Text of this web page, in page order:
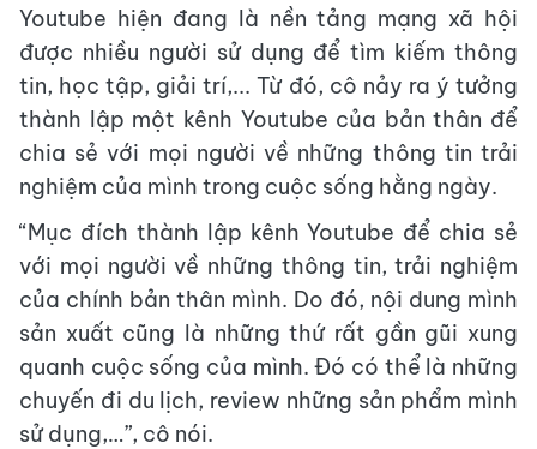
Youtube hiện đang là nền tảng mạng xã hội
được nhiều người sử dụng để tìm kiếm thông
tin, học tập, giải trí,... Từ đó, cô nảy ra ý tưởng
thành lập một kênh Youtube của bản thân để
chia sẻ với mọi người về những thông tin trải
nghiệm của mình trong cuộc sống hằng ngày.
“Mục đích thành lập kênh Youtube để chia sẻ
với mọi người về những thông tin, trải nghiệm
của chính bản thân mình. Do đó, nội dung mình
sản xuất cũng là những thứ rất gần gũi xung
quanh cuộc sống của mình. Đó có thể là những
chuyến đi du lịch, review những sản phẩm mình
sử dụng,…”, cô nói.